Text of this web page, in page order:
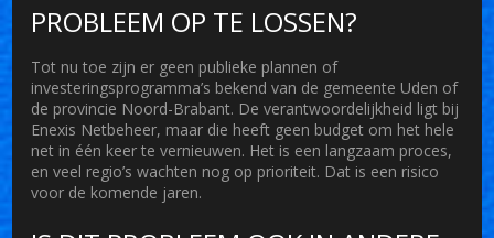
PROBLEEM OP TE LOSSEN?
Tot nu toe zijn er geen publieke plannen of
investeringsprogramma’s bekend van de gemeente Uden of
de provincie Noord-Brabant. De verantwoordelijkheid ligt bij
Enexis Netbeheer, maar die heeft geen budget om het hele
net in één keer te vernieuwen. Het is een langzaam proces,
en veel regio’s wachten nog op prioriteit. Dat is een risico
voor de komende jaren.